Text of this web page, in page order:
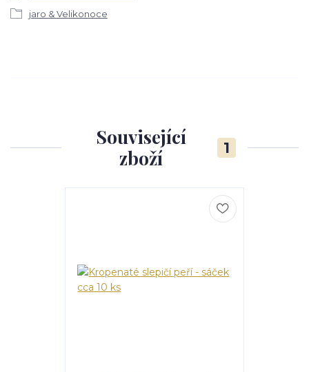
jaro & Velikonoce
Související
zboží
1